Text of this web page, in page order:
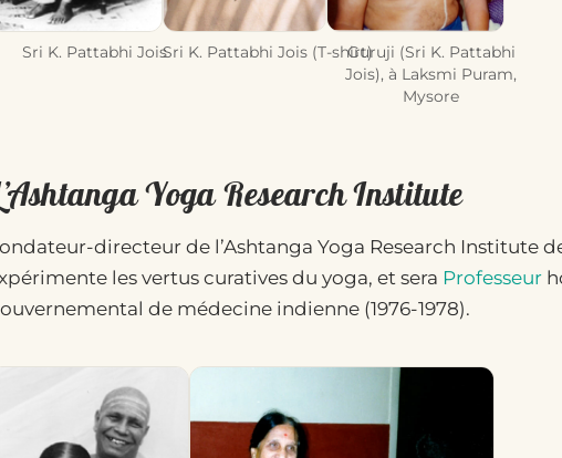
Sri K. Pattabhi JoisSri K. Pattabhi Jois (T-shirt)Guruji (Sri K. Pattabhi
Jois), à Laksmi Puram,
Mysore
Yoga Research Institute
directeur de l’Ashtanga Yoga Research Institute
les vertus curatives du yoga, et sera Professeur
de médecine indienne (1976-1978).